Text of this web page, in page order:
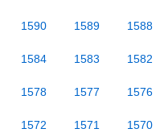
1590 1589 1588
1584 1583 1582
1578 1577 1576
1572 1571 1570